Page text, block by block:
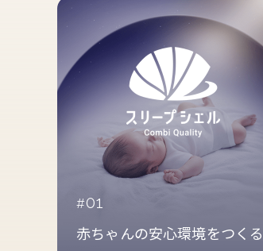
01
赤ちゃんの安心環境をつくる